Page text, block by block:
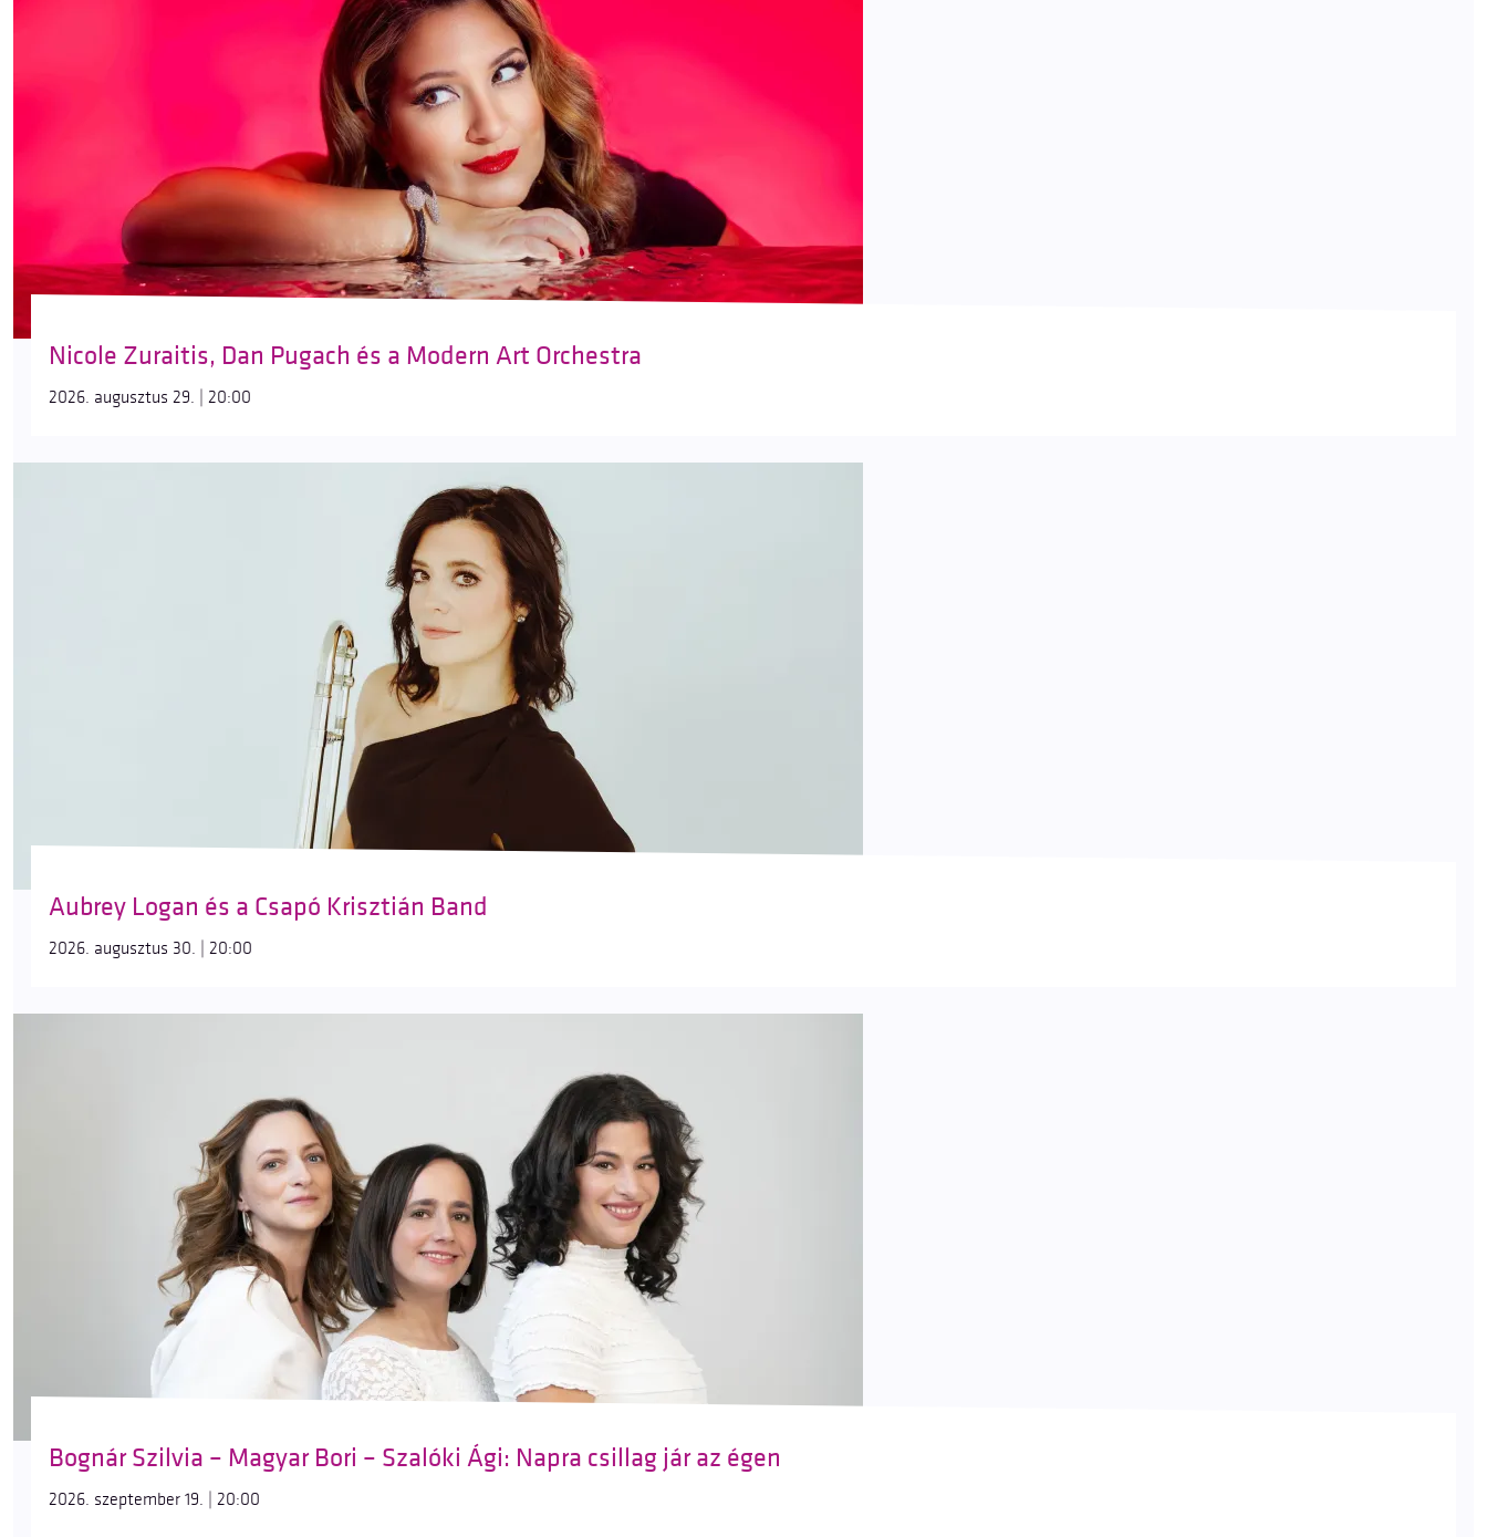
Nicole Zuraitis, Dan Pugach és a Modern Art Orchestra
2026. augusztus 29. | 20:00
Aubrey Logan és a Csapó Krisztián Band
2026. augusztus 30. | 20:00
Bognár Szilvia – Magyar Bori – Szalóki Ági: Napra csillag jár az égen
2026. szeptember 19. | 20:00